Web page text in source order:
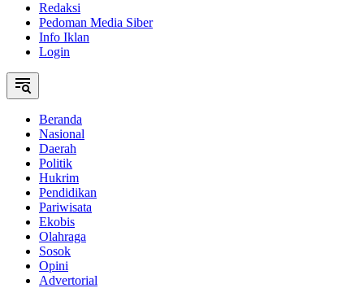
Redaksi
Pedoman Media Siber
Info Iklan
Login
Beranda
Nasional
Daerah
Politik
Hukrim
Pendidikan
Pariwisata
Ekobis
Olahraga
Sosok
Opini
Advertorial